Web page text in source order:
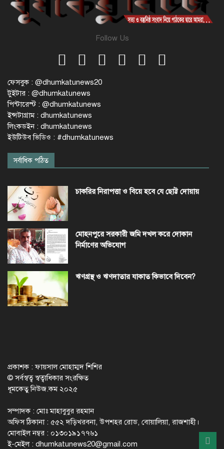
Follow Us
ফেসবুক : @dhumkatunews20
টুইটার : @dhumkatunews
পিন্টারেস্ট : @dhumkatunews
ইন্সটাগ্রাম : dhumkatunews
লিংকডইন : dhumkatunews
ইউটিউব ভিডিও : #dhumkatunews
সর্বাধিক পঠিত
চাকরির নিরাপত্তা ও বিয়ে হবে যে ছোট্ট দোয়ায়
মোহনপুরে সরকারী জমি দখল করে দোকান
নির্মাণের অভিযোগ
ঋণগ্রস্থ ও ঋণদাতার যাকাত কিভাবে দিবেন?
প্রকাশক : ফায়সাল মোহাম্মদ শিশির
© সর্বস্বত্ব স্বত্বাধিকার সংরক্ষিত
ধূমকেতু নিউজ.কম ২০২৫
সম্পাদক : মোঃ মাহাবুবুর রহমান
অফিস ঠিকানা : ৫৫২ দড়িখরবনা, উপশহর রোড, বোয়ালিয়া, রাজশাহী।
মোবাইল নম্বর : ০১৩০১৯১৭৭৬১
ই-মেইল : dhumkatunews20@gmail.com